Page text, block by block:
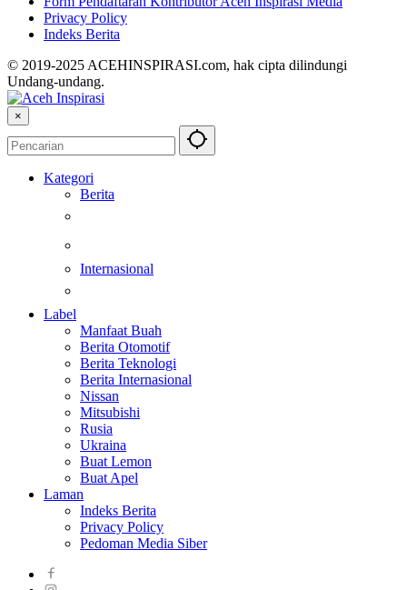
Privacy Policy
Indeks Berita
© 2019-2025 ACEHINSPIRASI.com, hak cipta dilindungi
Undang-undang.
×
Kategori
Berita
Internasional
Label
Manfaat Buah
Berita Otomotif
Berita Teknologi
Berita Internasional
Nissan
Mitsubishi
Rusia
Ukraina
Buat Lemon
Buat Apel
Laman
Indeks Berita
Privacy Policy
Pedoman Media Siber